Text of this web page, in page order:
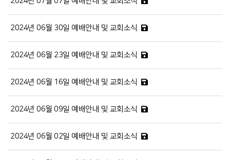
2024년 06월 30일 예배안내 및 교회소식
2024년 06월 23일 예배안내 및 교회소식
2024년 06월 16일 예배안내 및 교회소식
2024년 06월 09일 예배안내 및 교회소식
2024년 06월 02일 예배안내 및 교회소식